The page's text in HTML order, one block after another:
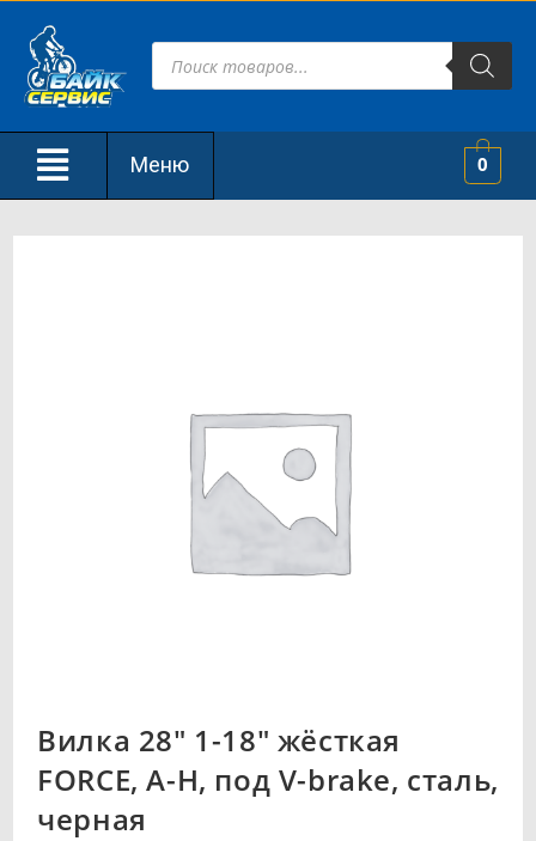
Меню 0
Вилка 28″ 1-18″ жёсткая
FORCE, A-H, под V-brake, сталь,
черная